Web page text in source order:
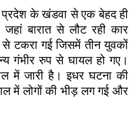
प्रदेश के खंडवा से एक बेहद ही
बारात से लौट रही कार
से टकरा गई जिसमें तीन युवकों
गंभीर रुप से घायल हो गए।
में जारी है। इधर घटना की
में लोगों की भीड़ लग गई और